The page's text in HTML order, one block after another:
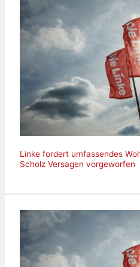
Linke fordert umfassendes
Scholz Versagen vorgeworfen